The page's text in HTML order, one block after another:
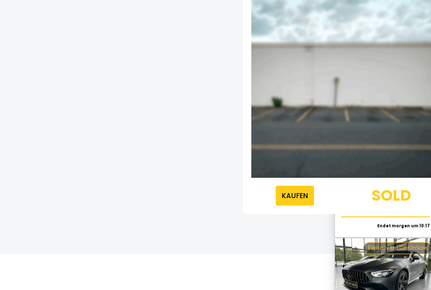
Mercedes-Benz S 450 L
Endet morgen um 10:20
CDI BlueTec
Mercedes-Benz GT 43
AMG
Endet morgen um 10:02
KAUFEN SOLD